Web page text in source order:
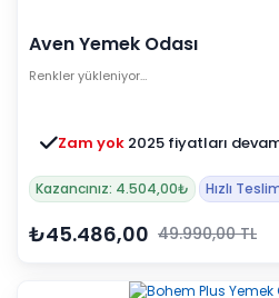
Aven Yemek Odası
Renkler yükleniyor…
Zam yok 2025 fiyatları
Kazancınız: 4.504,00₺ Hızlı
₺45.486,00 49.990,00 TL